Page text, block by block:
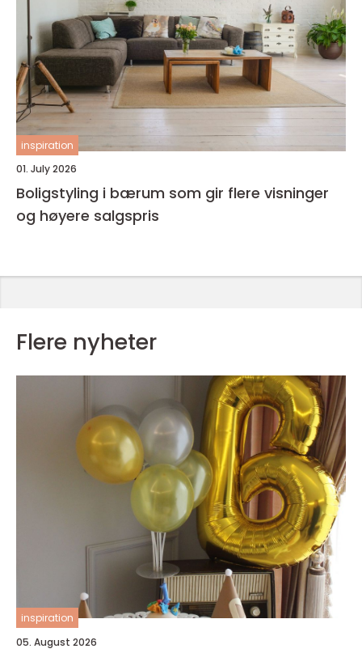
inspiration
01. July 2026
Boligstyling i bærum som gir flere visninger
og høyere salgspris
Flere nyheter
inspiration
05. August 2026